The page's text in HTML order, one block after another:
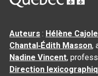
Auteurs : Hélène
Chantal‑Édith Masson,
Nadine Vincent,
Direction